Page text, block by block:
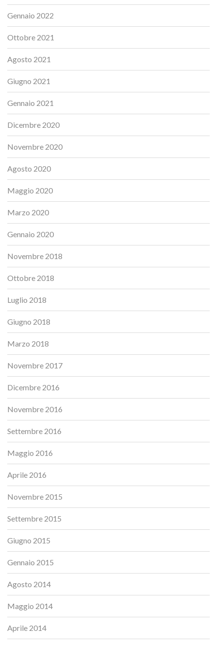
Gennaio 2022
Ottobre 2021
Agosto 2021
Giugno 2021
Gennaio 2021
Dicembre 2020
Novembre 2020
Agosto 2020
Maggio 2020
Marzo 2020
Gennaio 2020
Novembre 2018
Ottobre 2018
Luglio 2018
Giugno 2018
Marzo 2018
Novembre 2017
Dicembre 2016
Novembre 2016
Settembre 2016
Maggio 2016
Aprile 2016
Novembre 2015
Settembre 2015
Giugno 2015
Gennaio 2015
Agosto 2014
Maggio 2014
Aprile 2014